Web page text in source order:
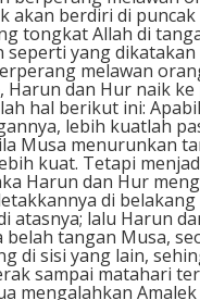
akan berdiri di
tongkat Allah di
seperti yang dikatakan
melawan
Harun dan Hur naik ke
hal berikut ini:
lebih kuatlah
Musa menurunkan
kuat. Tetapi
Harun dan Hur
di belakang
atasnya; lalu Harun
belah tangan Musa,
di sisi yang lain,
sampai matahari
mengalahkan Amalek